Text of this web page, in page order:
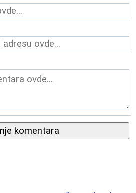
komentara